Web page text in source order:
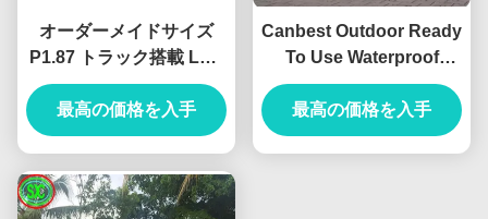
オーダーメイドサイズ
P1.87 トラック搭載 LED
ディスプレイ センターパ
ーク 2年保証
最高の価格を入手
Canbest Outdoor Ready
To Use Waterproof
Seamless P4 ボックス
トラック LED 掲示板 ロ
ードショー モバイル
最高の価格を入手